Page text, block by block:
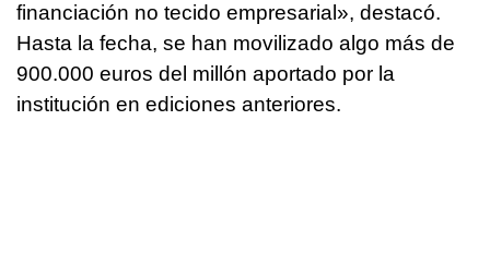
financiación no tecido empresarial», destacó.
Hasta la fecha, se han movilizado algo más de
900.000 euros del millón aportado por la
institución en ediciones anteriores.